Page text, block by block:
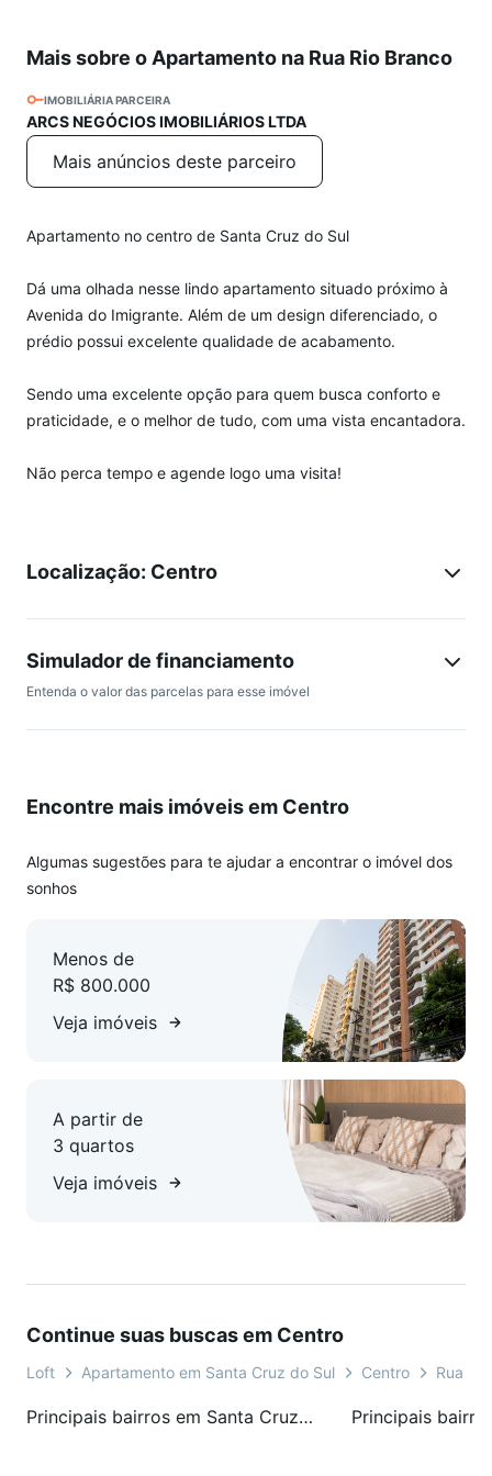
Mais sobre o Apartamento na Rua Rio Branco
IMOBILIÁRIA PARCEIRA
ARCS NEGÓCIOS IMOBILIÁRIOS LTDA
Mais anúncios deste parceiro
Apartamento no centro de Santa Cruz do Sul
Dá uma olhada nesse lindo apartamento situado próximo à
Avenida do Imigrante. Além de um design diferenciado, o
prédio possui excelente qualidade de acabamento.
Sendo uma excelente opção para quem busca conforto e
praticidade, e o melhor de tudo, com uma vista encantadora.
Não perca tempo e agende logo uma visita!
Localização: Centro
Simulador de financiamento
Entenda o valor das parcelas para esse imóvel
Encontre mais imóveis em Centro
Algumas sugestões para te ajudar a encontrar o imóvel dos
sonhos
Menos de
R$ 800.000
Veja imóveis
A partir de
3 quartos
Veja imóveis
Continue suas buscas em Centro
Loft Apartamento em Santa Cruz do Sul Centro Rua
Principais bairros em Santa Cruz do Sul, RS